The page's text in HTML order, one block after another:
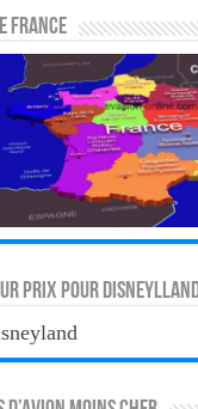
FRANCE
PRIX POUR